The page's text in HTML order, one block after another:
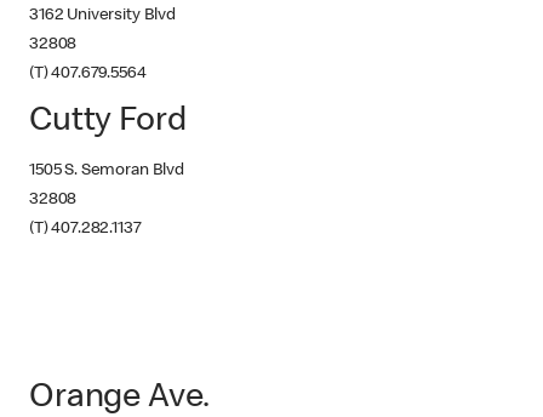
3162 University Blvd
32808
(T) 407.679.5564
Cutty Ford
1505 S. Semoran Blvd
32808
(T) 407.282.1137
Orange Ave.